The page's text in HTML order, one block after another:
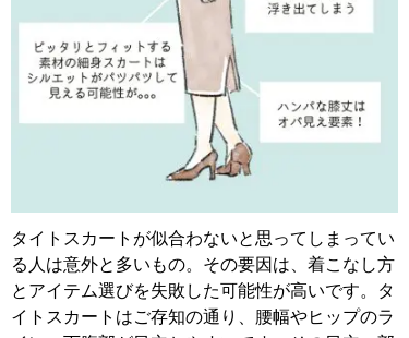
タイトスカートが似合わないと思ってしまってい
る人は意外と多いもの。その要因は、着こなし方
とアイテム選びを失敗した可能性が高いです。タ
イトスカートはご存知の通り、腰幅やヒップのラ